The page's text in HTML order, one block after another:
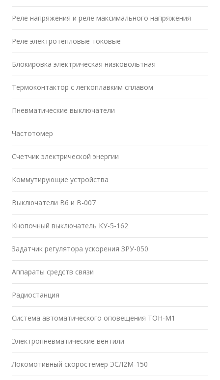
Реле напряжения и реле максимального напряжения
Реле электротепловые токовые
Блокировка электрическая низковольтная
Термоконтактор с легкоплавким сплавом
Пневматические выключатели
Частотомер
Счетчик электрической энергии
Коммутирующие устройства
Выключатели В6 и В-007
Кнопочный выключатель КУ-5-162
Задатчик регулятора ускорения ЗРУ-050
Аппараты средств связи
Радиостанция
Система автоматического оповещения ТОН-М1
Электропневматические вентили
Локомотивный скоростемер ЭСЛ2М-150